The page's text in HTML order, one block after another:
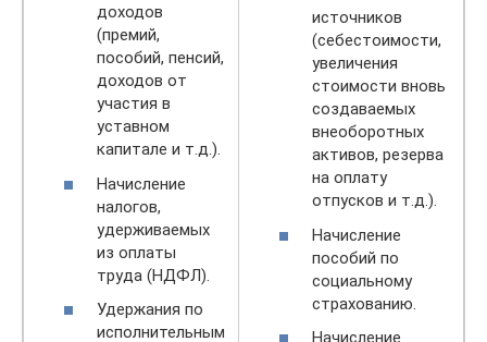
доходов
(премий,
пособий, пенсий,
доходов от
участия в
уставном
капитале и т.д.).
Начисление
налогов,
удерживаемых
из оплаты
труда (НДФЛ).
Удержания по
исполнительным
источников
(себестоимости,
увеличения
стоимости вновь
создаваемых
внеоборотных
активов, резерва
на оплату
отпусков и т.д.).
Начисление
пособий по
социальному
страхованию.
Начисление